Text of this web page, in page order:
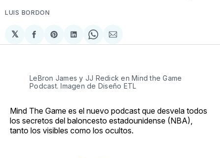
LUIS BORDON
𝕏
Compartir
en
Share
on
Compartir
en
Share
on
Compartir
via
LeBron James y JJ Redick en Mind the Game
Podcast. Imagen de Diseño ETL
Mind The Game es el nuevo podcast que desvela todos
los secretos del baloncesto estadounidense (NBA),
tanto los visibles como los ocultos.